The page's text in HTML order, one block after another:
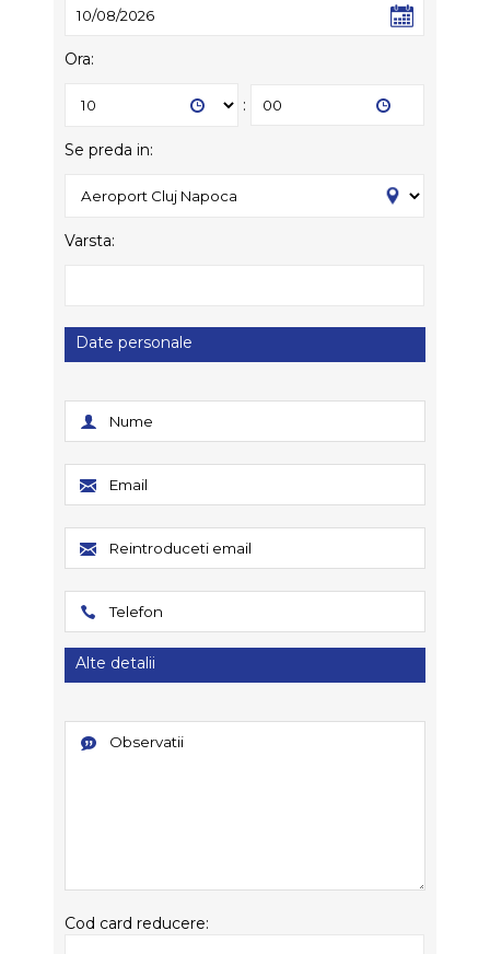
Ora:
:
Se preda in:
Varsta:
Date personale
Alte detalii
Cod card reducere: